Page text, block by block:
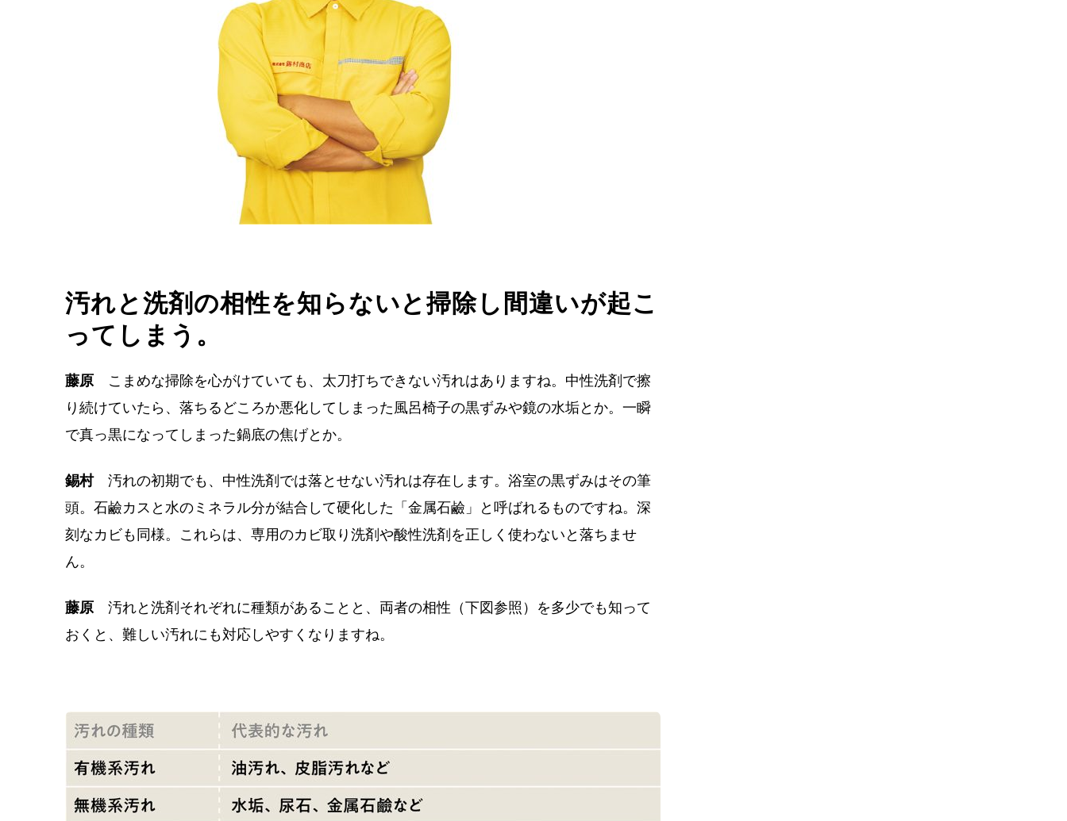
汚れと洗剤の相性を知らないと掃除し間違いが起こ
ってしまう。
藤原 こまめな掃除を心がけていても、太刀打ちできない汚れはありますね。中性洗剤で擦
り続けていたら、落ちるどころか悪化してしまった風呂椅子の黒ずみや鏡の水垢とか。一瞬
で真っ黒になってしまった鍋底の焦げとか。
錫村汚れの初期でも、中性洗剤では落とせない汚れは存在します。浴室の黒ずみはその筆
頭。石鹼カスと水のミネラル分が結合して硬化した「金属石鹼」と呼ばれるものですね。深
刻なカビも同様。これらは、専用のカビ取り洗剤や酸性洗剤を正しく使わないと落ちませ
ん。
藤原 汚れと洗剤それぞれに種類があることと、両者の相性（下図参照）を多少でも知って
おくと、難しい汚れにも対応しやすくなりますね。